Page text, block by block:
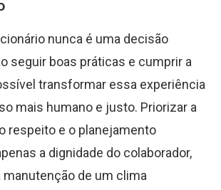
nunca é uma decisão
seguir boas práticas e cumprir a
transformar essa experiência
mais humano e justo. Priorizar a
respeito e o planejamento
a dignidade do colaborador,
de um clima